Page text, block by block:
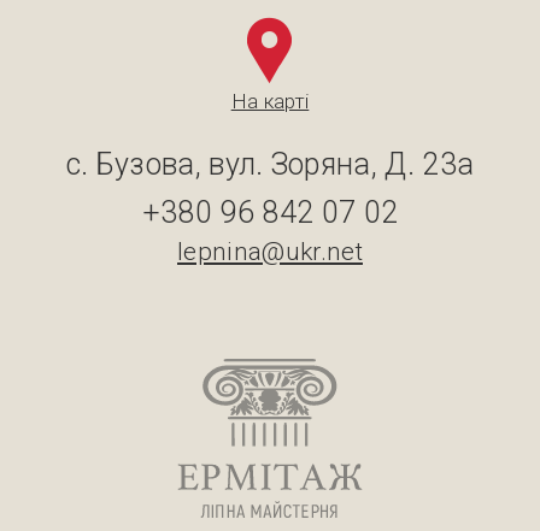
На карті
с. Бузова, вул. Зоряна, Д. 23а
+380 96 842 07 02
lepnina@ukr.net